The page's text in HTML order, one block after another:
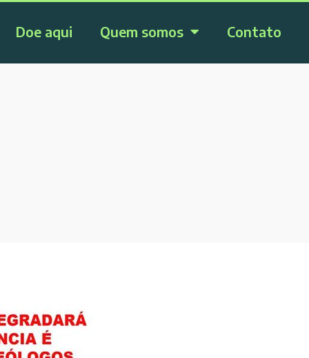
Doe aqui Quem somos Contato